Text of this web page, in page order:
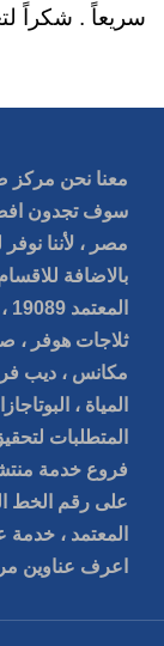
سريعاً . شكراً
معنا نحن مركز
سوف تجدون
مصر ، لأننا
بالاضافة
ثلاجات هوفر ،
مكانس ، ديب
المياة ،
فروع خدمة
المعتمد ،
اعرف عناوين